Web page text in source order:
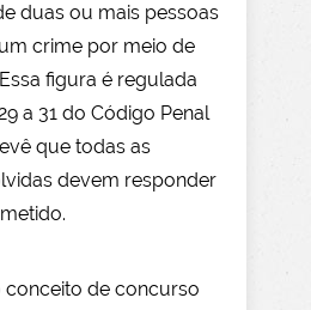
duas ou mais pessoas
crime por meio de
figura é regulada
a 31 do Código Penal
que todas as
devem responder
conceito de concurso